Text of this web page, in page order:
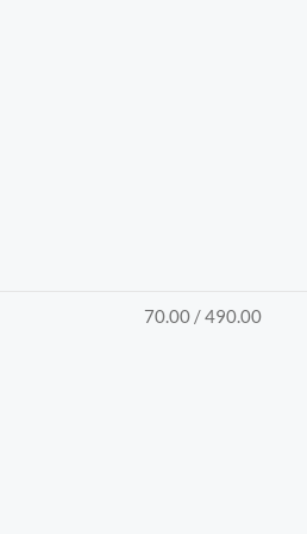
70.00 / 490.00